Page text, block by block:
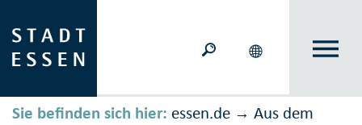
Sie befinden sich hier: essen.de → Aus dem